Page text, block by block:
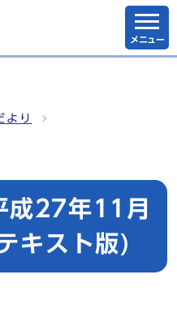
メニュー
より
27年11月
キスト版)